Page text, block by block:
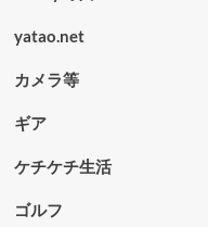
yatao.net
カメラ等
ギア
ケチケチ生活
ゴルフ